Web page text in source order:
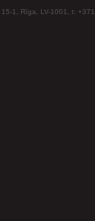
15-1, Rīga, LV-1001, t: